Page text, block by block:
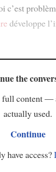
c’est
développe
the
content —
actually used.
Continue
have access?